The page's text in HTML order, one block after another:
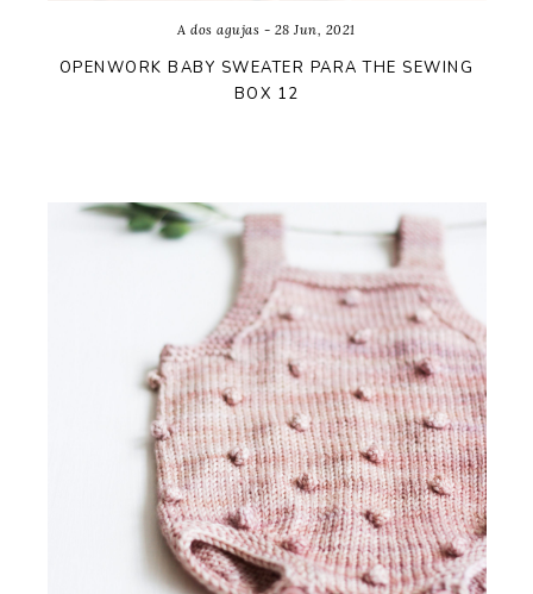
A dos agujas - 28 Jun, 2021
OPENWORK BABY SWEATER PARA THE SEWING
BOX 12